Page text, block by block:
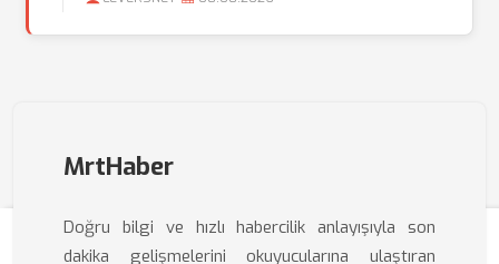
MrtHaber
Doğru bilgi ve hızlı habercilik anlayışıyla son
dakika gelişmelerini okuyucularına ulaştıran